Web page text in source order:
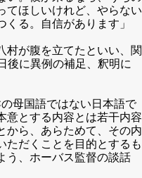
てほしいけれど、やらない
る。自信があります」
が腹を立てたといい、関
後に異例の補足、釈明に
母国語ではない日本語で
意とする内容とは若干内容
から、あらためて、その内
ただくことを目的とするも
う、ホーバス監督の談話